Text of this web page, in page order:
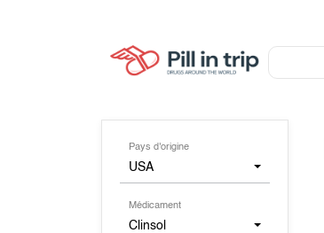
Pays d'origine
USA
Médicament
Clinsol